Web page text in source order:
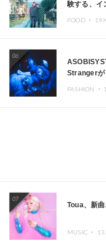
験する、イ
FOOD ・
06
Strangerが
FASHION ・
07
Toua、新
MUSIC ・